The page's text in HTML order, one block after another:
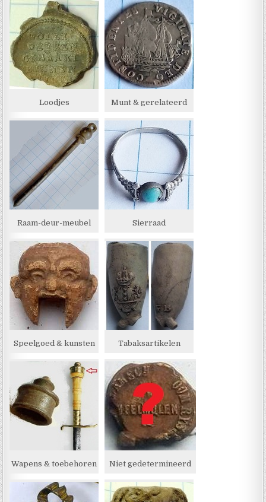
Loodjes Munt & gerelateerd
Raam-deur-meubel Sierraad
Speelgoed & kunsten Tabaksartikelen
Wapens & toebehoren Niet gedetermineerd